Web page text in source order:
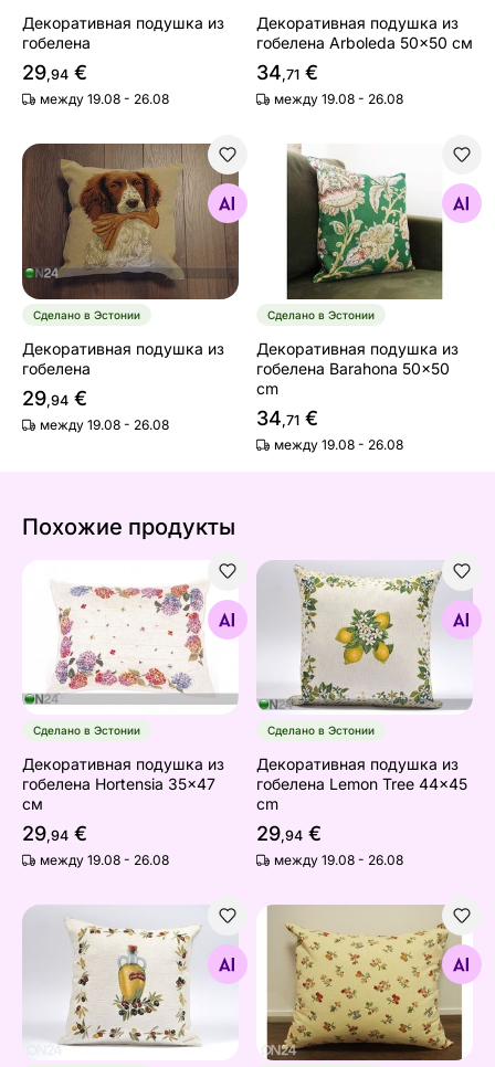
Декоративная подушка из
гобелена
29,94 €
между 19.08 - 26.08
Декоративная подушка из
гобелена Arboleda 50x50 см
34,71 €
между 19.08 - 26.08
Декоративная подушка из гобелена
Найдите похожие
Сделано в Эстонии
Декоративная подушка из
гобелена
29,94 €
между 19.08 - 26.08
Декоративная подушка
Найдите похожие
Сделано в Эстонии
Декоративная подушка из
гобелена Barahona 50x50
cm
34,71 €
между 19.08 - 26.08
Похожие продукты
Декоративная подушка из гобелена Hortensia 35x47
Найдите похожие
Сделано в Эстонии
Декоративная подушка из
гобелена Hortensia 35x47
см
29,94 €
между 19.08 - 26.08
Декоративная подушка
Найдите похожие
Сделано в Эстонии
Декоративная подушка из
гобелена Lemon Tree 44x45
cm
29,94 €
между 19.08 - 26.08
Декоративная подушка из гобелена Оливки 45x45 cm
Найдите похожие
Подушка-подстилка из
Найдите похожие